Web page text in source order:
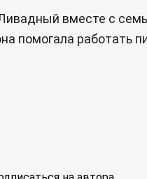
вместе с
помогала работать